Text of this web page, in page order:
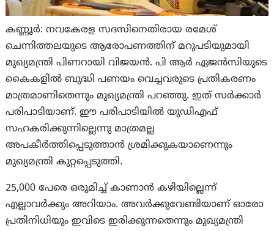
കണ്ണൂർ: നവകേരള സദസിനെതിരായ രമേശ്
ചെന്നിത്തലയുടെ ആരോപണത്തിന് മറുപടിയുമായി
മുഖ്യമന്ത്രി പിണറായി വിജയൻ. പി ആര്‍ ഏജന്‍സിയുടെ
കൈകളില്‍ ബുദ്ധി പണയം വെച്ചവരുടെ പ്രതികരണം
മാത്രമാണിതെന്നും മുഖ്യമന്ത്രി പറഞ്ഞു. ഇത് സർക്കാർ
പരിപാടിയാണ്. ഈ പരിപാടിയിൽ യുഡിഎഫ്
സഹകരിക്കുന്നില്ലെന്നു മാത്രമല്ല
അപകീർത്തിപ്പെടുത്താൻ ശ്രമിക്കുകയാണെന്നും
മുഖ്യമന്ത്രി കുറ്റപ്പെടുത്തി.
25,000 പേരെ ഒരുമിച്ച് കാണാൻ കഴിയില്ലെന്ന്
എല്ലാവർക്കും അറിയാം. അവർക്കുവേണ്ടിയാണ് ഓരോ
പ്രതിനിധിയും ഇവിടെ ഇരിക്കുന്നതെന്നും മുഖ്യമന്ത്രി